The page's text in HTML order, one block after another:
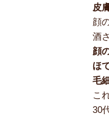
皮
顔
酒
顔
ほ
毛
こ
30